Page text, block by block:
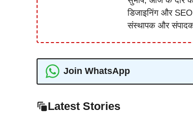
डिजाइनिंग और
संस्थापक और
Join WhatsApp
Latest Stories